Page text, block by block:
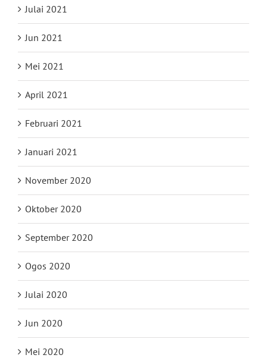
Julai 2021
Jun 2021
Mei 2021
April 2021
Februari 2021
Januari 2021
November 2020
Oktober 2020
September 2020
Ogos 2020
Julai 2020
Jun 2020
Mei 2020